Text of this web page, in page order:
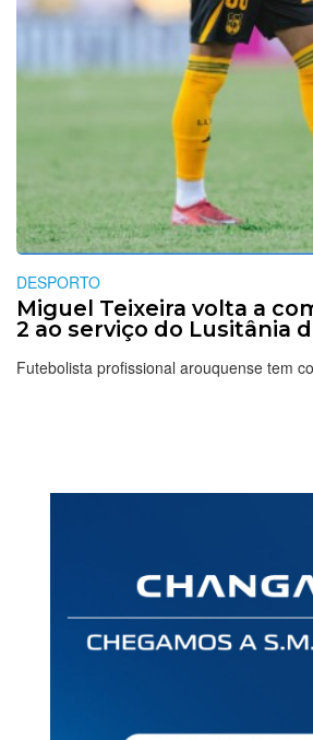
DESPORTO
Miguel Teixeira volta a
2 ao serviço do Lusitânia
Futebolista profissional arouquense tem